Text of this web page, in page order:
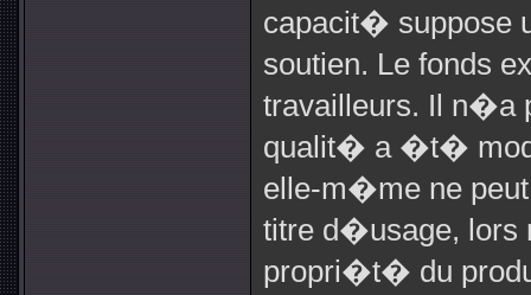
capacit� suppose
soutien. Le fonds
travailleurs. Il
qualit� a �t�
elle-m�me ne
titre d�usage,
propri�t� du